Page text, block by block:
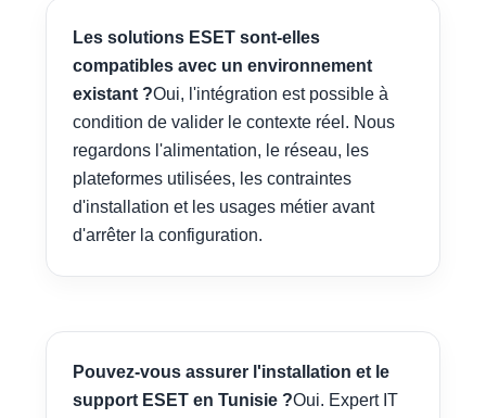
Les solutions ESET sont-elles
compatibles avec un environnement
existant ?Oui, l'intégration est possible à
condition de valider le contexte réel. Nous
regardons l'alimentation, le réseau, les
plateformes utilisées, les contraintes
d'installation et les usages métier avant
d'arrêter la configuration.
Pouvez-vous assurer l'installation et le
support ESET en Tunisie ?Oui. Expert IT